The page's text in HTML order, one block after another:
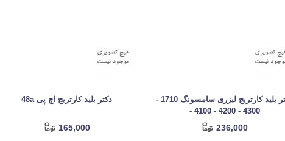
دکتر بلید کارتریج لیزری سامسونگ 1710 -
4300 - 4200 - 4100 -
236,000
دکتر بلید کارتریج اچ پی 48a
165,000